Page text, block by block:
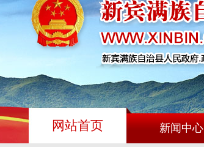
网站首页 新闻中心